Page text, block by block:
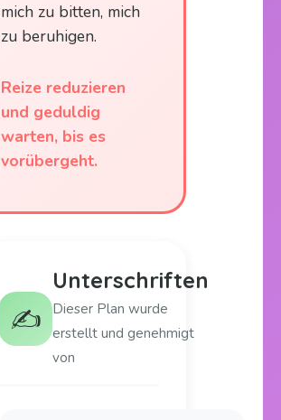
mich zu bitten, mich
zu beruhigen.
Reize reduzieren
und geduldig
warten, bis es
vorübergeht.
✍️
Unterschriften
Dieser Plan wurde
erstellt und genehmigt
von